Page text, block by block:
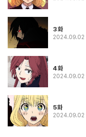
3화
2024.09.02
4화
2024.09.02
5화
2024.09.02